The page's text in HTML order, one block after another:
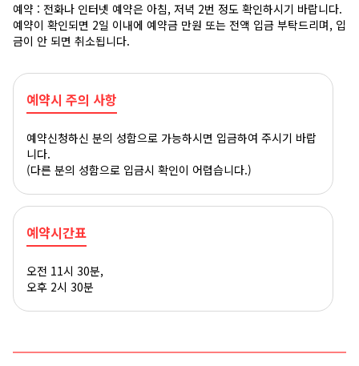
예약 : 전화나 인터넷 예약은 아침, 저녁 2번 정도 확인하시기 바랍니다.
예약이 확인되면 2일 이내에 예약금 만원 또는 전액 입금 부탁드리며, 입
금이 안 되면 취소됩니다.
예약시 주의 사항
예약신청하신 분의 성함으로 가능하시면 입금하여 주시기 바랍
니다.
(다른 분의 성함으로 입금시 확인이 어렵습니다.)
예약시간표
오전 11시 30분,
오후 2시 30분